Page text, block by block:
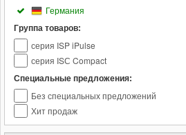
Германия
Группа товаров:
серия ISP iPulse
серия ISС Compact
Специальные предложения:
Без специальных предложений
Хит продаж